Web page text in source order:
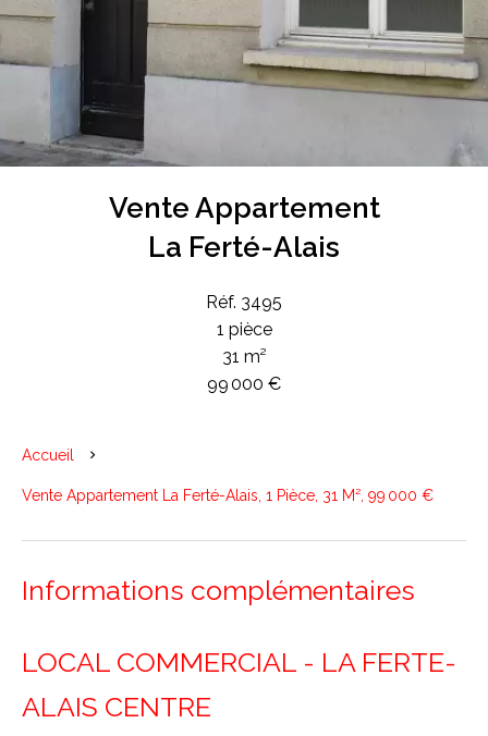
Vente Appartement
La Ferté-Alais
Réf. 3495
1 pièce
31 m²
99 000 €
Accueil
Vente Appartement La Ferté-Alais, 1 Pièce, 31 M², 99 000 €
Informations complémentaires
LOCAL COMMERCIAL - LA FERTE-
ALAIS CENTRE